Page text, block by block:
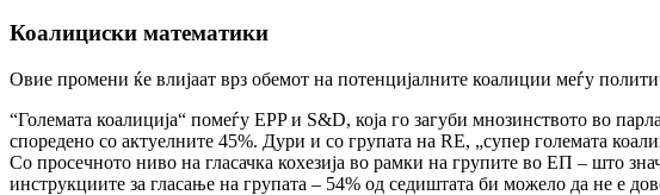
Коалициски математики
Овие промени ќе влијаат врз обемот на потенцијалните коалиции меѓу
“Големата коалиција“ помеѓу EPP и S&D, која го загуби мнозинството во
споредено со актуелните 45%. Дури и со групата на RE, „супер големата
Со просечното ниво на гласачка кохезија во рамки на групите во ЕП – што
инструкциите за гласање на групата – 54% од седиштата би можело да не е